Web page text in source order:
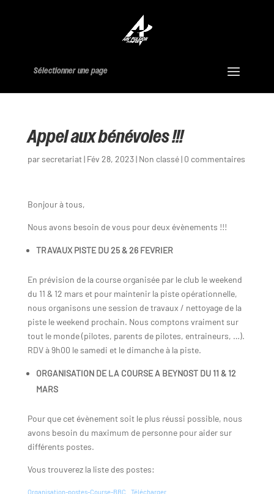
Sélectionner une page
Appel aux bénévoles !!!
par secretariat| Fév 28, 2023| Non classé| 0 commentaires
Bonjour à tous,
Nous avons besoin de vous pour deux évènements !!!
TRAVAUX PISTE DU 25 & 26 FEVRIER
En prévision de la course organisée par le club le weekend
du 11 & 12 mars et pour maintenir la piste opérationnelle,
nous organisons une session de travaux / nettoyage de la
piste le weekend prochain. Nous comptons vraiment sur
tout le monde (pilotes, parents de pilotes, entraineurs, …).
RDV à 9h00 le samedi et le dimanche à la piste.
ORGANISATION DE LA COURSE A BEYNOST DU 11 & 12
MARS
Pour que cet évènement soit le plus réussi possible, nous
avons besoin du maximum de personne pour aider sur
différents postes.
Vous trouverez la liste des postes:
Organisation-postes-Course-BBC Télécharger